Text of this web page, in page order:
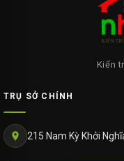
Kiến
TRỤ SỞ CHÍNH
215 Nam Kỳ Khởi